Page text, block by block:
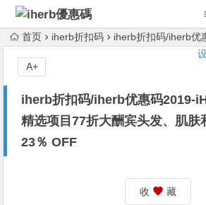
首页 iherb折扣码 iherb折扣码/iherb优惠码2019-iHerb 23周年庆精选
iherb折扣码/iherb优惠码2019-
精选项目77折大酬宾头发、肌肤
23％ OFF
A+
收 藏